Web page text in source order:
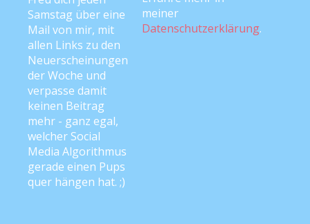
Ohren verhakten sich quasi – egal,
welchen Winkel und welche Position ich
versuchte.
Töchterchen war von den
Befreiungsversuchen auch nicht grade
angetan und ich sah mich schon
deswegen die Rettung rufen und zur
Klinik fahren (hätt sie ja nicht in den
Kindersitz schnallen können mit dem
riesen Teil um den Hals).
Samstag über eine
Mail von mir, mit
allen Links zu den
Neuerscheinungen
der Woche und
verpasse damit
keinen Beitrag
mehr - ganz egal,
welcher Social
Media Algorithmus
gerade einen Pups
quer hängen hat. ;)
meiner
Datenschutzerklärung.